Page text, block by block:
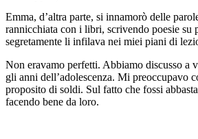
Emma, d’altra parte, si innamorò delle
rannicchiata con i libri, scrivendo poesie su
segretamente li infilava nei miei piani di
Non eravamo perfetti. Abbiamo discusso a
gli anni dell’adolescenza. Mi preoccupavo
proposito di soldi. Sul fatto che fossi
facendo bene da loro.